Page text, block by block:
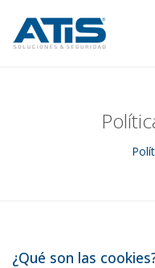
¿Qué son las